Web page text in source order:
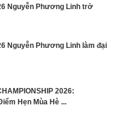
Nguyễn Phương Linh trở
Nguyễn Phương Linh làm đại
2026:
Hẹn Mùa Hè ...